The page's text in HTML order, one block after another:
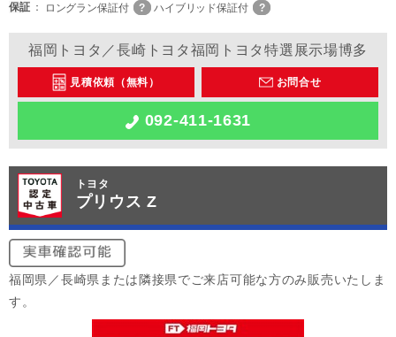
保証
ロングラン保証付 ハイブリッド保証付
福岡トヨタ／長崎トヨタ福岡トヨタ特選展示場博多
見積依頼（無料） お問合せ
092-411-1631
トヨタ
プリウス Z
福岡県／長崎県または隣接県でご来店可能な方のみ販売いたしま
す。